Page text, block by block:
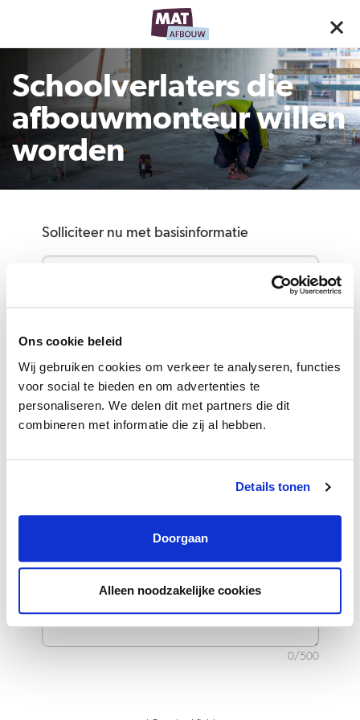
Ons cookie beleid
Wij gebruiken cookies om verkeer te analyseren, functies
voor social te bieden en om advertenties te
personaliseren. We delen dit met partners die dit
combineren met informatie die zij al hebben.
Details tonen
Doorgaan
Alleen noodzakelijke cookies
Schoolverlaters die
afbouwmonteur willen
worden
Solliciteer nu met basisinformatie
Voeg meer info toe om je kansen te
vergroten
Upload cv
0/500